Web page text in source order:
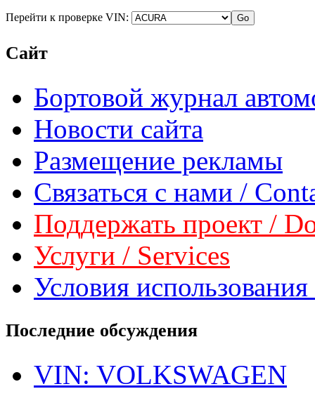
Перейти к проверке VIN:
Сайт
Бортовой журнал
Новости сайта
Размещение рекламы
Связаться с нами /
Поддержать проект /
Услуги / Services
Условия
Последние обсуждения
VIN: VOLKSWAGEN